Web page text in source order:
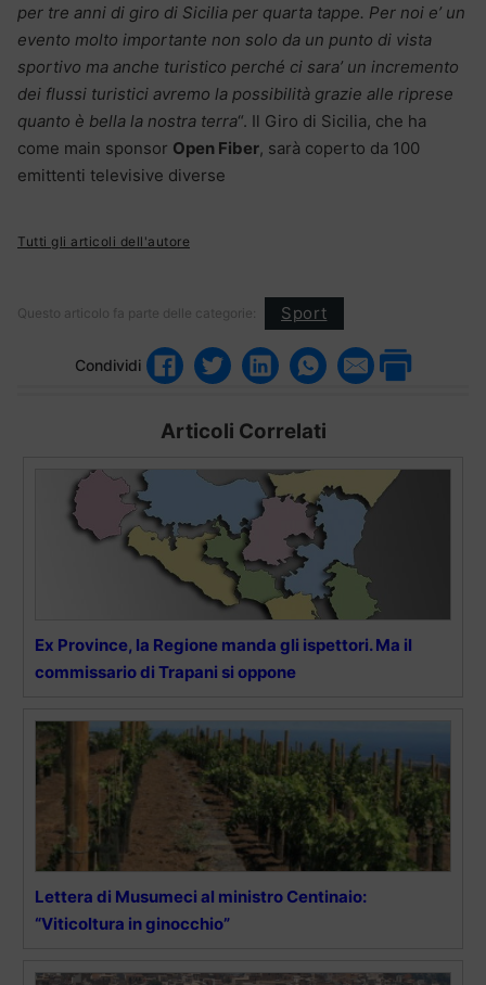
per tre anni di giro di Sicilia per quarta tappe. Per noi e’ un
evento molto importante non solo da un punto di vista
sportivo ma anche turistico perché ci sara’ un incremento
dei flussi turistici avremo la possibilità grazie alle riprese
quanto è bella la nostra terra“. Il Giro di Sicilia, che ha
come main sponsor Open Fiber, sarà coperto da 100
emittenti televisive diverse
Tutti gli articoli dell'autore
Questo articolo fa parte delle categorie: Sport
Condividi
Articoli Correlati
Ex Province, la Regione manda gli ispettori. Ma il
commissario di Trapani si oppone
Lettera di Musumeci al ministro Centinaio:
“Viticoltura in ginocchio”